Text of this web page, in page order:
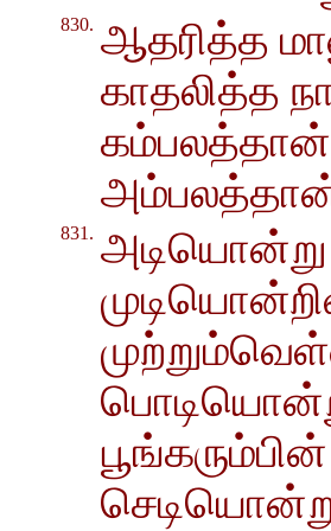
830. ஆதரித்த
காதலித்த
831. அடியொன்று
பூங்கரும்பின்